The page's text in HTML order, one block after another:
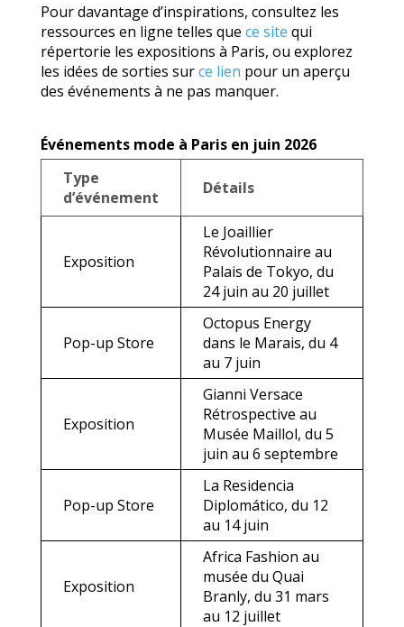
Pour davantage d’inspirations, consultez les
ressources en ligne telles que ce site qui
répertorie les expositions à Paris, ou explorez
les idées de sorties surce lien pour un aperçu
des événements à ne pas manquer.
Événements mode à Paris en juin 2026
Type
d’événement
Détails
Exposition
Le Joaillier
Révolutionnaire au
Palais de Tokyo, du
24 juin au 20 juillet
Pop-up Store
Octopus Energy
dans le Marais, du 4
au 7 juin
Exposition
Gianni Versace
Rétrospective au
Musée Maillol, du 5
juin au 6 septembre
Pop-up Store
La Residencia
Diplomático, du 12
au 14 juin
Exposition
Africa Fashion au
musée du Quai
Branly, du 31 mars
au 12 juillet